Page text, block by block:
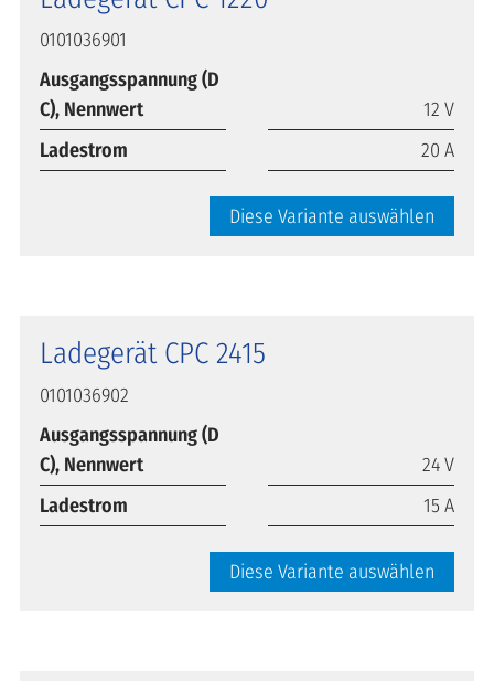
0101036901
Ausgangsspannung (D
C), Nennwert
12 V
Ladestrom
20 A
Diese Variante auswählen
Ladegerät CPC 2415
0101036902
Ausgangsspannung (D
C), Nennwert
24 V
Ladestrom
15 A
Diese Variante auswählen